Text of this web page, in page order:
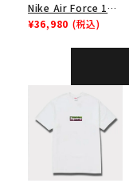
Nike Air Force 1
Low シュプリーム ナ
¥36,980 (税込)